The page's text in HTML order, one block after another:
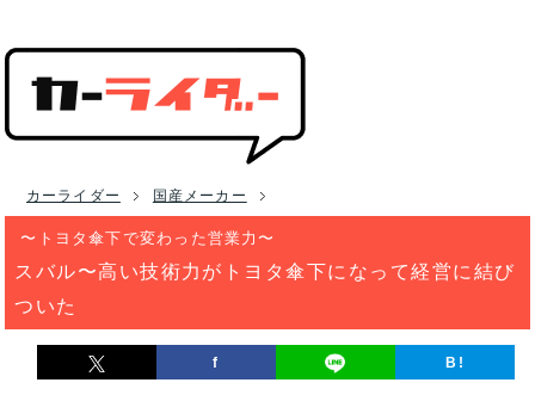
カーライダー 国産メーカー
〜トヨタ傘下で変わった営業力〜
スバル〜高い技術力がトヨタ傘下になって経営に結び
ついた
f B!